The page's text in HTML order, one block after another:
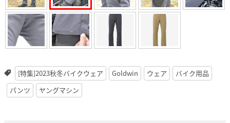
[特集]2023秋冬バイクウェア Goldwin ウェア
バイク用品
パンツ
ヤングマシン